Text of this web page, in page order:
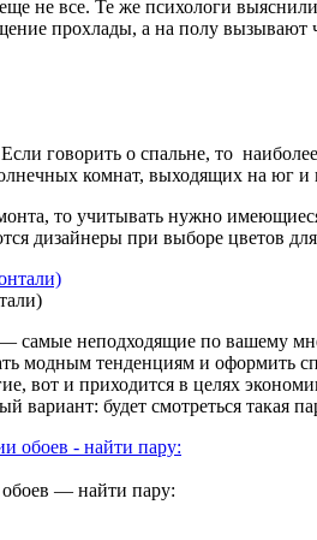
не все. Те же психологи
прохлады, а на полу вызывают
говорить о спальне, то
комнат, выходящих на юг
то учитывать нужно
дизайнеры при выборе цветов
— самые неподходящие по вашему
модным тенденциям и
вот и приходится в целях
будет смотреться такая
— найти пару: